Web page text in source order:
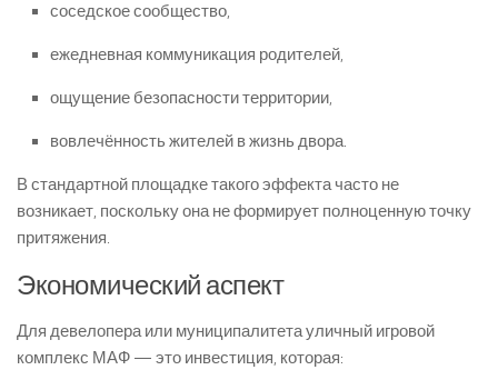
соседское сообщество,
ежедневная коммуникация родителей,
ощущение безопасности территории,
вовлечённость жителей в жизнь двора.
В стандартной площадке такого эффекта часто не
возникает, поскольку она не формирует полноценную точку
притяжения.
Экономический аспект
Для девелопера или муниципалитета уличный игровой
комплекс МАФ — это инвестиция, которая: